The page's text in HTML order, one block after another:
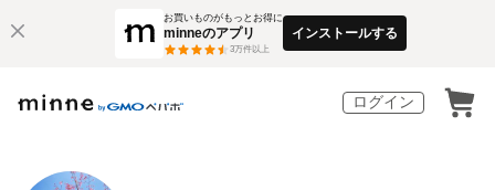
お買いものがもっとお得に
minneのアプリ
3万件以上
インストールする
ログイン